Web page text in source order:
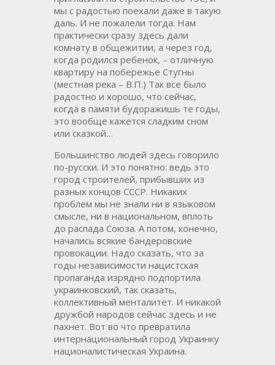
мы с радостью поехали даже в такую
даль. И не пожалели тогда. Нам
практически сразу здесь дали
комнату в общежитии, а через год,
когда родился ребенок, – отличную
квартиру на побережье Стугны
(местная река – В.П.) Так все было
радостно и хорошо, что сейчас,
когда в памяти будоражишь те годы,
это вообще кажется сладким сном
или сказкой…
Большинство людей здесь говорило
по-русски. И это понятно: ведь это
город строителей, прибывших из
разных концов СССР. Никаких
проблем мы не знали ни в языковом
смысле, ни в национальном, вплоть
до распада Союза. А потом, конечно,
начались всякие бандеровские
провокации. Надо сказать, что за
годы независимости нацистская
пропаганда изрядно подпортила
украинковский, так сказать,
коллективный менталитет. И никакой
дружбой народов сейчас здесь и не
пахнет. Вот во что превратила
интернациональный город Украинку
националистическая Украина.